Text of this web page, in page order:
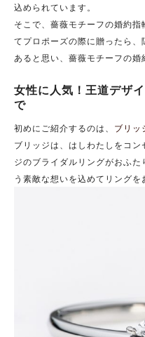
込められています。
そこで、薔薇モチーフの婚約
てプロポーズの際に贈ったら
あると思い、薔薇モチーフの婚
女性に人気！王道デザ
で
初めにご紹介するのは、 ブリッ
ブリッジは、はしわたしをコ
ジのブライダルリングがおふ
う素敵な想いを込めてリングを